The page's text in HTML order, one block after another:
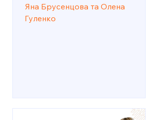
Яна Брусенцова та Олена
Гуленко